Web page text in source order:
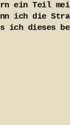
ein Teil
ich die
ich dieses